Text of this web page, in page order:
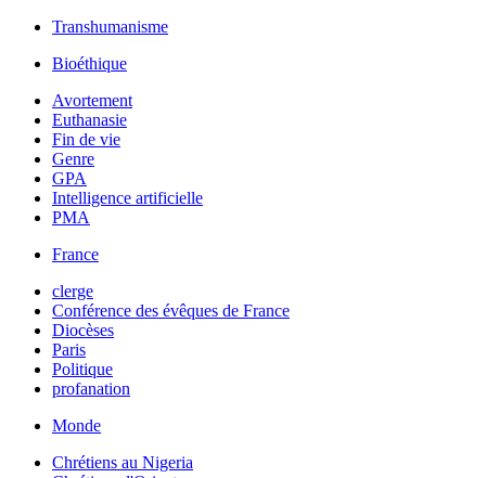
Transhumanisme
Bioéthique
Avortement
Euthanasie
Fin de vie
Genre
GPA
Intelligence artificielle
PMA
France
clerge
Conférence des évêques de France
Diocèses
Paris
Politique
profanation
Monde
Chrétiens au Nigeria